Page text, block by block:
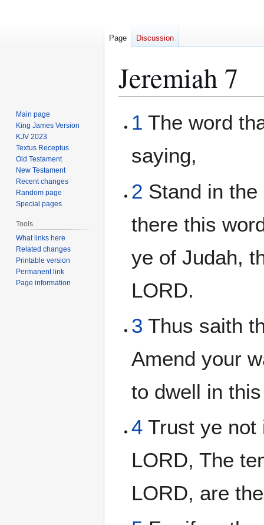
Jeremiah 7
toto
1 The word
saying,
2 Stand in
there this
ye of Judah,
LORD.
3 Thus saith
Amend your
to dwell in
4 Trust ye not
LORD, The
LORD, are
Page Discussion
Main page
King James Version
KJV 2023
Textus Receptus
Old Testament
New Testament
Recent changes
Random page
Special pages
Tools
What links here
Related changes
Printable version
Permanent link
Page information